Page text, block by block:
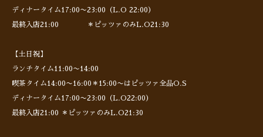
ディナータイム17:00〜23:00（L.O 22:00）
最終入店21:00 ＊ピッツァのみL.O21:30
【土日祝】
ランチタイム11:00〜14:00
喫茶タイム14:00〜16:00＊15:00〜はピッツァ全品O.S
ディナータイム17:00〜23:00（L.O22:00）
最終入店21:00 ＊ピッツァのみL.O21:30